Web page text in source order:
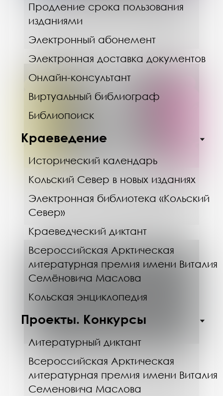
Продление срока пользования
изданиями
Электронный абонемент
Электронная доставка документов
Онлайн-консультант
Виртуальный библиограф
Библиопоиск
Краеведение
Исторический календарь
Кольский Север в новых изданиях
Электронная библиотека «Кольский
Север»
Краеведческий диктант
Всероссийская Арктическая
литературная премия имени Виталия
Семёновича Маслова
Кольская энциклопедия
Проекты. Конкурсы
Литературный диктант
Всероссийская Арктическая
литературная премия имени Виталия
Семеновича Маслова
01.05.26
Цифровой ID в Научке: ваш
льготный статус — в смартфоне
Пушкинская карта в Научной
библиотеке
07.08.26
Открытый вечер «Наука всегда
кстати. За объективом»